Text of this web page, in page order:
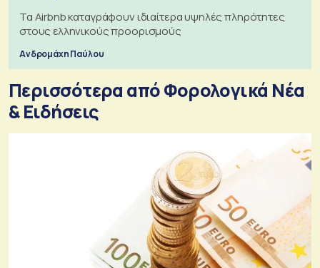
Τα Airbnb καταγράφουν ιδιαίτερα υψηλές πληρότητες
στους ελληνικούς προορισμούς
Ανδρομάχη Παύλου
Περισσότερα από Φορολογικά Νέα
& Eιδήσεις